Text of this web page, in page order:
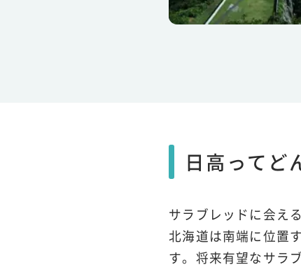
日高ってど
サラブレッドに会え
北海道は南端に位置
す。将来有望なサラ